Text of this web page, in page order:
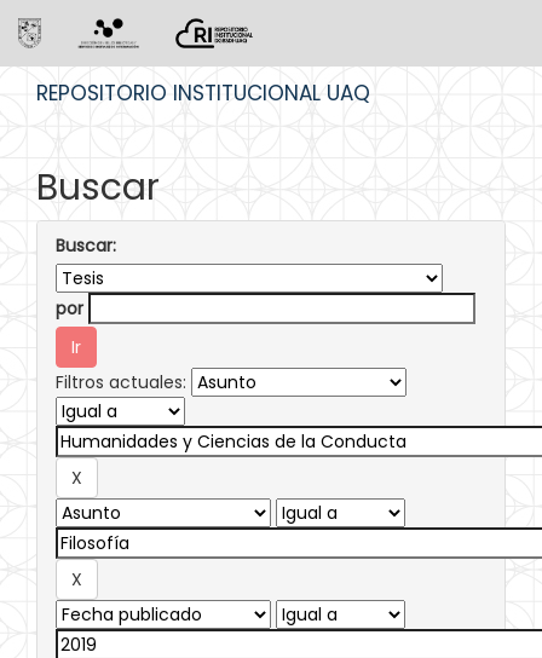
REPOSITORIO INSTITUCIONAL UAQ
Buscar
Buscar:
por
Filtros actuales: